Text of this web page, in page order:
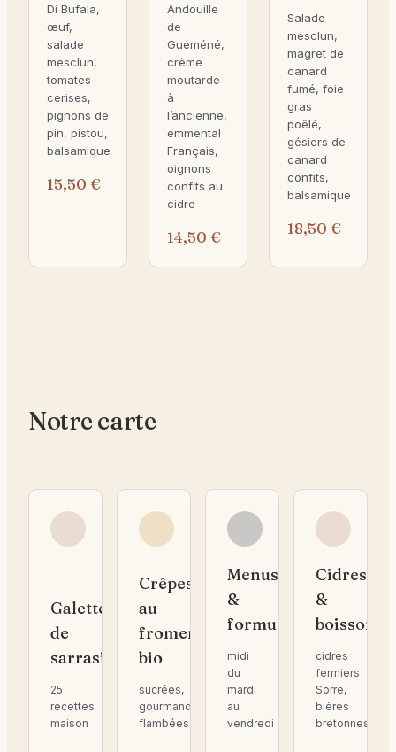
Di Bufala,
œuf,
salade
mesclun,
tomates
cerises,
pignons de
pin, pistou,
balsamique
15,50 €
Andouille
de
Guéméné,
crème
moutarde
à
l’ancienne,
emmental
Français,
oignons
confits au
cidre
14,50 €
Salade
mesclun,
magret de
canard
fumé, foie
gras
poêlé,
gésiers de
canard
confits,
balsamique
18,50 €
Notre carte
Galettes
de
sarrasin
25
recettes
maison
Crêpes
au
froment
bio
sucrées,
gourmandes,
flambées
Menus
&
formules
midi
du
mardi
au
vendredi
Cidres
&
boissons
cidres
fermiers
Sorre,
bières
bretonnes